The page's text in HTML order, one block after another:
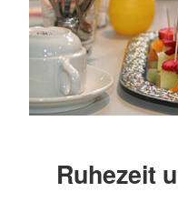
Ruhezeit